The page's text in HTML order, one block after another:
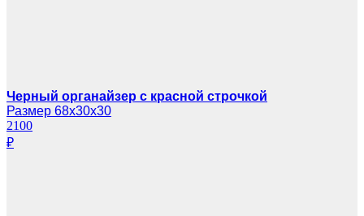
Черный органайзер с красной строчкой
Размер 68х30х30
2100
₽